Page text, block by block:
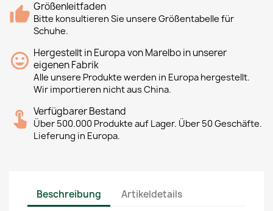
Größenleitfaden
Bitte konsultieren Sie unsere Größentabelle für
Schuhe.
Hergestellt in Europa von Marelbo in unserer
eigenen Fabrik
Alle unsere Produkte werden in Europa hergestellt.
Wir importieren nicht aus China.
Verfügbarer Bestand
Über 500.000 Produkte auf Lager. Über 50 Geschäfte.
Lieferung in Europa.
Beschreibung Artikeldetails